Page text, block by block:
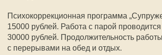
Психокоррекционная программа
15000 рублей. Работа с парой
30000 рублей. Продолжительность
с перерывами на обед и отдых.